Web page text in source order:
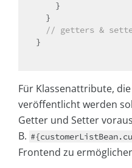
// getters &
}
Für Klassenattribute,
veröffentlicht werden
Getter und Setter
B.
Frontend zu